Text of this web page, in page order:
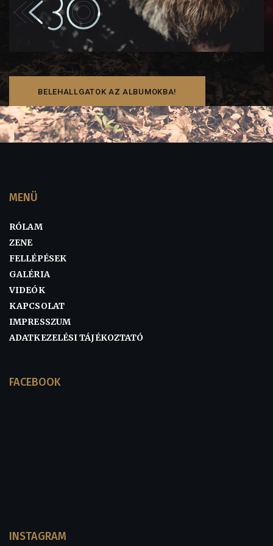
BELEHALLGATOK AZ ALBUMOKBA!
MENÜ
RÓLAM
ZENE
FELLÉPÉSEK
GALÉRIA
VIDEÓK
KAPCSOLAT
IMPRESSZUM
ADATKEZELÉSI TÁJÉKOZTATÓ
FACEBOOK
INSTAGRAM